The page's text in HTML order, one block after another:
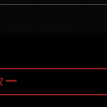
ー